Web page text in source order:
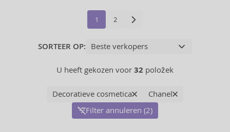
1 2
SORTEER OP:
U heeft gekozen voor 32 položek
Decoratieve cosmetica
Chanel
Filter annuleren (2)